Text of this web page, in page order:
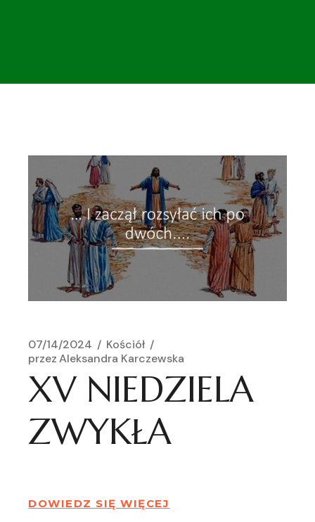
07/14/2024
Kościół
przez Aleksandra Karczewska
XV NIEDZIELA
ZWYKŁA
DOWIEDZ SIĘ WIĘCEJ